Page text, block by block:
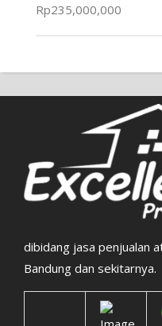
Rp235,000,000
dibidang jasa penjualan
Bandung dan sekitarnya.